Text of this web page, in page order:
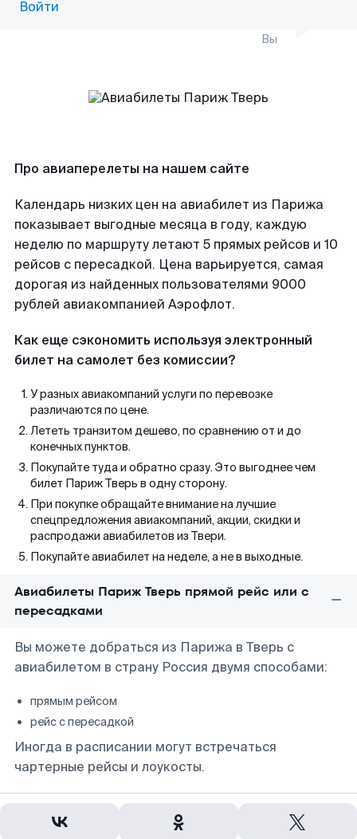
Войти
Вы
Про авиаперелеты на нашем сайте
Календарь низких цен на авиабилет из Парижа
показывает выгодные месяца в году, каждую
неделю по маршруту летают 5 прямых рейсов и 10
рейсов с пересадкой. Цена варьируется, самая
дорогая из найденных пользователями 9000
рублей авиакомпанией Аэрофлот.
Как еще сэкономить используя электронный
билет на самолет без комиссии?
У разных авиакомпаний услуги по перевозке
различаются по цене.
Лететь транзитом дешево, по сравнению от и до
конечных пунктов.
Покупайте туда и обратно сразу. Это выгоднее чем
билет Париж Тверь в одну сторону.
При покупке обращайте внимание на лучшие
спецпредложения авиакомпаний, акции, скидки и
распродажи авиабилетов из Твери.
Покупайте авиабилет на неделе, а не в выходные.
Авиабилеты Париж Тверь прямой рейс или с
пересадками
Вы можете добраться из Парижа в Тверь с
авиабилетом в страну Россия двумя способами:
прямым рейсом
рейс с пересадкой
Иногда в расписании могут встречаться
чартерные рейсы и лоукосты.